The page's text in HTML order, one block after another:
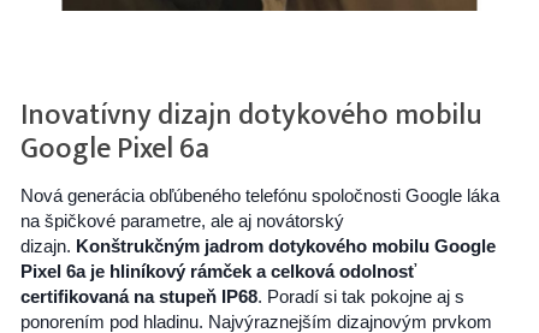
Inovatívny dizajn dotykového mobilu
Google Pixel 6a
Nová generácia obľúbeného telefónu spoločnosti Google láka
na špičkové parametre, ale aj novátorský
dizajn. Konštrukčným jadrom dotykového mobilu Google
Pixel 6a je hliníkový rámček a celková odolnosť
certifikovaná na stupeň IP68. Poradí si tak pokojne aj s
ponorením pod hladinu. Najvýraznejším dizajnovým prvkom